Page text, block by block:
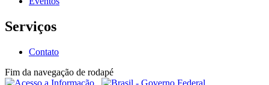
Serviços
Contato
Fim da navegação de rodapé